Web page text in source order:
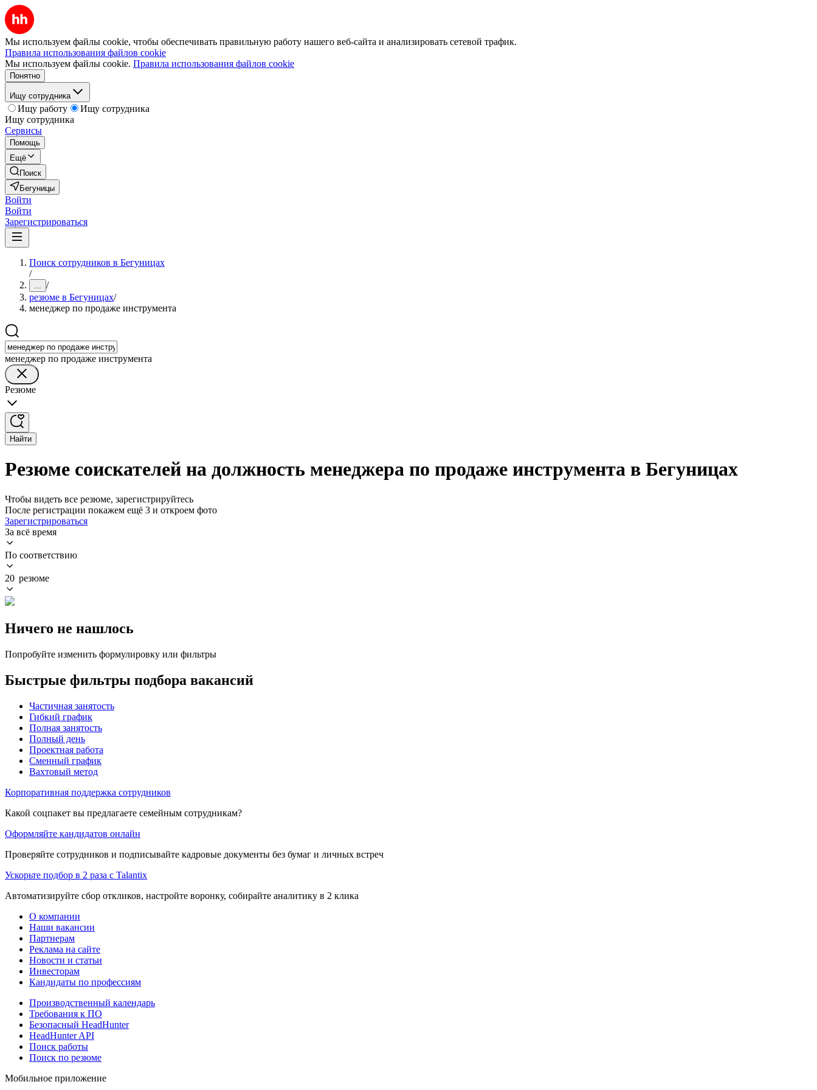
Мы используем файлы cookie, чтобы обеспечивать правильную работу нашего веб-сайта и анализировать сетевой трафик.
Правила использования файлов cookie
Мы используем файлы cookie. Правила использования файлов cookie
Понятно
Ищу сотрудника
Ищу работу
Ищу сотрудника
Ищу сотрудника
Сервисы
Помощь
Ещё
Поиск
Бегуницы
Войти
Войти
Зарегистрироваться
Поиск сотрудников в Бегуницах
/
... /
резюме в Бегуницах/
менеджер по продаже инструмента
менеджер по продаже инструмента
Резюме
Найти
Резюме соискателей на должность менеджера по продаже инструмента в Бегуницах
Чтобы видеть все резюме, зарегистрируйтесь
После регистрации покажем ещё 3 и откроем фото
Зарегистрироваться
За всё время
По соответствию
20 резюме
Ничего не нашлось
Попробуйте изменить формулировку или фильтры
Быстрые фильтры подбора вакансий
Частичная занятость
Гибкий график
Полная занятость
Полный день
Проектная работа
Сменный график
Вахтовый метод
Корпоративная поддержка сотрудников
Какой соцпакет вы предлагаете семейным сотрудникам?
Оформляйте кандидатов онлайн
Проверяйте сотрудников и подписывайте кадровые документы без бумаг и личных встреч
Ускорьте подбор в 2 раза с Talantix
Автоматизируйте сбор откликов, настройте воронку, собирайте аналитику в 2 клика
О компании
Наши вакансии
Партнерам
Реклама на сайте
Новости и статьи
Инвесторам
Кандидаты по профессиям
Производственный календарь
Требования к ПО
Безопасный HeadHunter
HeadHunter API
Поиск работы
Поиск по резюме
Мобильное приложение